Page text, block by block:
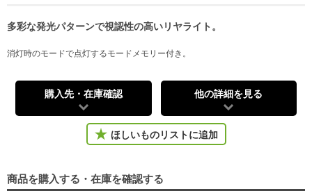
多彩な発光パターンで視認性の高いリヤライト。
消灯時のモードで点灯するモードメモリー付き。
購入先・在庫確認 他の詳細を見る
ほしいものリストに追加
商品を購入する・在庫を確認する